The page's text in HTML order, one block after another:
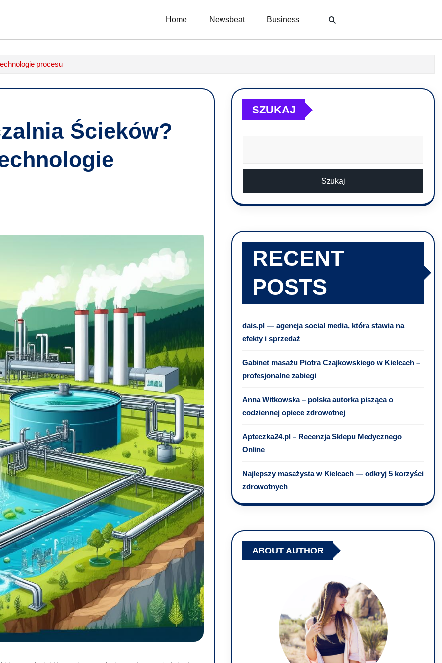
Home Newsbeat Business
procesu
Ścieków?
SZUKAJ
Szukaj
RECENT
POSTS
dais.pl — agencja social media, która stawia na
efekty i sprzedaż
Gabinet masażu Piotra Czajkowskiego w Kielcach –
profesjonalne zabiegi
Anna Witkowska – polska autorka pisząca o
codziennej opiece zdrowotnej
Apteczka24.pl – Recenzja Sklepu Medycznego
Online
Najlepszy masażysta w Kielcach — odkryj 5 korzyści
zdrowotnych
ABOUT AUTHOR